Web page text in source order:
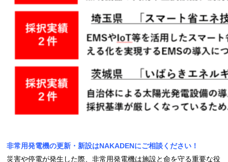
非常用発電機の更新・新設はNAKADENにご相談ください！
災害や停電が発生した際、非常用発電機は施設と命を守る重要な役